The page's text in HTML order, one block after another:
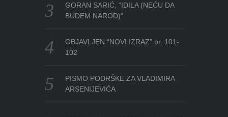
GORAN SARIĆ, “IDILA (NEĆU DA
BUDEM NAROD)”
OBJAVLJEN “NOVI IZRAZ” br. 101-
102
PISMO PODRŠKE ZA VLADIMIRA
ARSENIJEVIĆA